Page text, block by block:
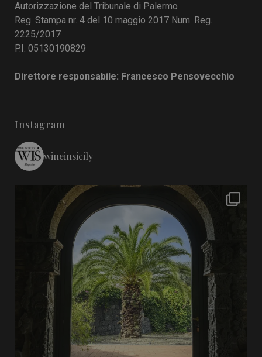
Autorizzazione del Tribunale di Palermo
Reg. Stampa nr. 4 del 10 maggio 2017 Num. Reg.
2225/2017
P.I. 05130190829
Direttore responsabile: Francesco Pensovecchio
Instagram
wineinsicily